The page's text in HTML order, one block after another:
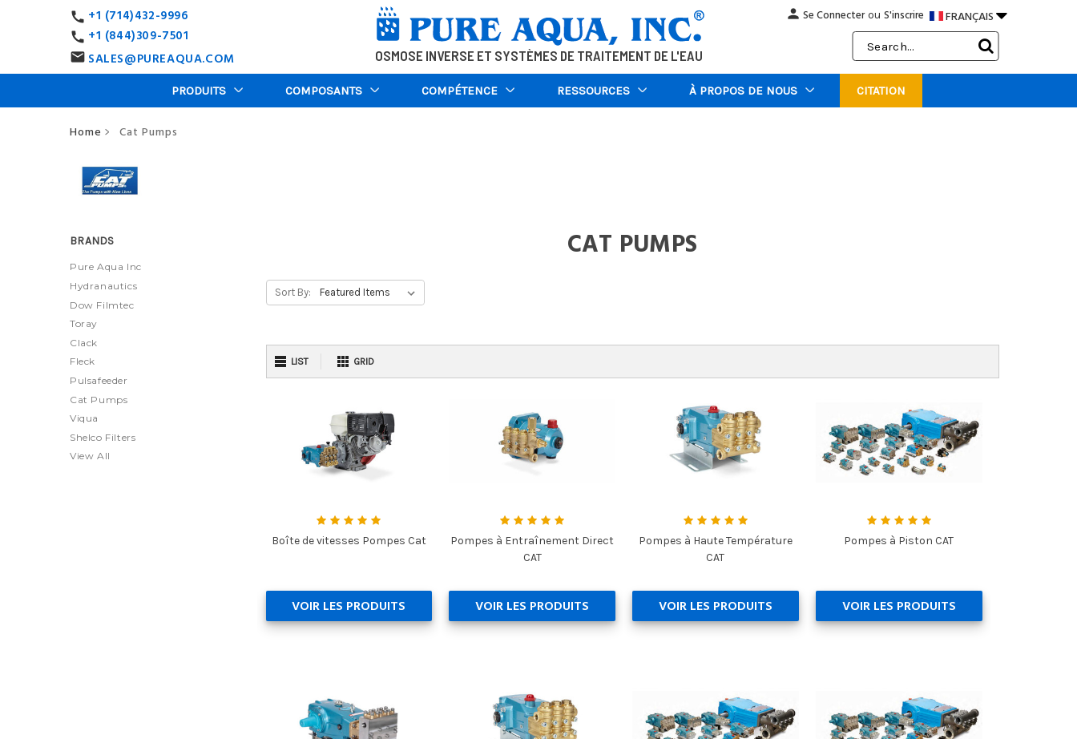
call +1 (714)432-9996
call +1 (844)309-7501
email SALES@PUREAQUA.COM OSMOSE INVERSE ET SYSTÈMES DE TRAITEMENT DE L'EAU
person Se Connecter ou S'inscrire FRANÇAIS
Keyword:
PRODUITS COMPOSANTS COMPÉTENCE RESSOURCES À PROPOS DE NOUS CITATION
Home > Cat Pumps
BRANDS
Pure Aqua Inc
Hydranautics
Dow Filmtec
Toray
Clack
Fleck
Pulsafeeder
Cat Pumps
Viqua
Shelco Filters
View All
CAT PUMPS
Sort By:
LIST GRID
Boîte de vitesses Pompes Cat
VOIR LES PRODUITS
Pompes à Entraînement Direct
CAT
VOIR LES PRODUITS
Pompes à Haute Température
CAT
VOIR LES PRODUITS
Pompes à Piston CAT
VOIR LES PRODUITS